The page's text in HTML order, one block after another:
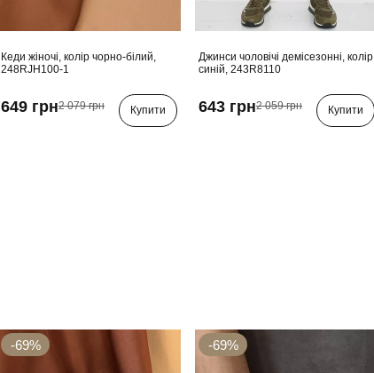
Кеди жіночі, колір чорно-білий,
248RJH100-1
649 грн2 079 грн Купити
Джинси чоловічі демісезонні, колір
синій, 243R8110
643 грн2 059 грн Купити
-69% -69%